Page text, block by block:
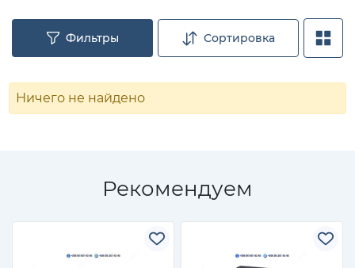
Фильтры Сортировка
Ничего не найдено
Рекомендуем